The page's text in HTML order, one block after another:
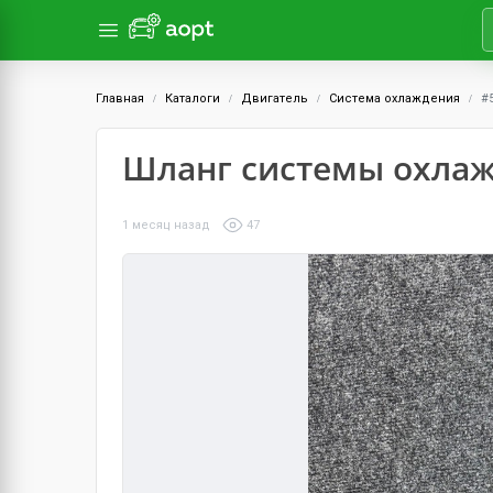
Главная Каталоги Двигатель Система охлаждения
Шланг системы
1 месяц назад 47